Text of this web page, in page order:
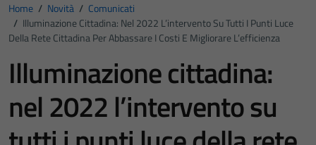
Home / Novità / Comunicati
/ Illuminazione Cittadina: Nel 2022 L’intervento Su Tutti I Punti Luce
Della Rete Cittadina Per Abbassare I Costi E Migliorare L’efficienza
Illuminazione cittadina:
nel 2022 l’intervento su